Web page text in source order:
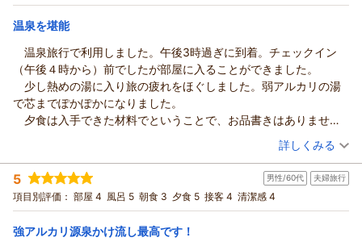
宿泊価格帯： 7,001～8,000円(大人一人あたり/税込)
この度は南郷温泉 共林荘にご宿泊いただきまして誠にありが
とうございます。温泉についてのお褒めのお言葉、誠にありが
とうございます。自慢の当館の温泉は天然100％のかけ流し温
泉です。その為、冬期間はぬるめ、夏場はあつめという場合も
ございますが、良く温まりツルツルな温泉です。当日はお時間
がなく岩盤浴ができなかったとの事ですが岩盤浴も芯から温ま
りますので次回、お越しになられる際にはぜひ、ご利用いただ
ければと思います。又のご来館をお待ちしております。
支
配人 高橋
温泉を堪能
温泉旅行で利用しました。午後3時過ぎに到着。チェックイン
（午後４時から）前でしたが部屋に入ることができました。
少し熱めの湯に入り旅の疲れをほぐしました。弱アルカリの湯
で芯までぽかぽかになりました。
夕食は入手できた材料でということで、お品書きはありません
でしたが、どれもおいしく、しかも１０品以上並んで、おなか一
杯になりました。しろっこの酢味噌和えがさっぱりしていて印象
に残りました。
朝風呂は湯の花が湯船に泳ぐ温泉に入りました。こちらも寒い
時期にはありがたい少し熱めでした。
いる者にとっては残念でした。
（投稿日：2026/03/09）
宿泊時期： 2026年03月宿泊 (夫婦旅行)
投稿者： 山歩さん
宿泊プラン： 【迷ったらコレ】名湯と秋田の味覚／スタンダードプラン
ツイン 朝・夕 夕/個室利用
宿泊価格帯： 11,001～12,000円(大人一人あたり/税込)
詳しくみる
5 男性/60代 夫婦旅行
項目別評価： 部屋 4 風呂 5 朝食 3 夕食 5 接客 4 清潔感 4
強アルカリ源泉かけ流し最高です！